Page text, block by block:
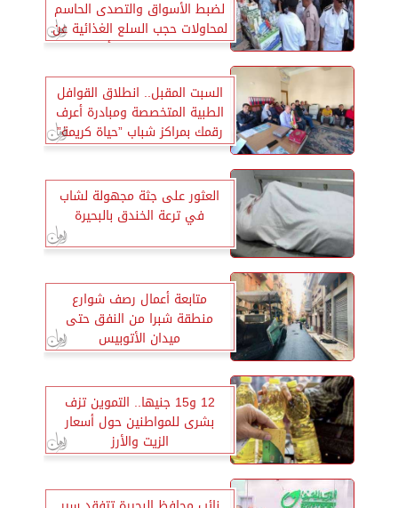
لضبط الأسواق والتصدى الحاسم
لمحاولات حجب السلع الغذائية عن
التداول بقصد رفع أسعارها
السبت المقبل.. انطلاق القوافل
الطبية المتخصصة ومبادرة أعرف
رقمك بمراكز شباب ”حياة كريمة”
بالبحيرة
العثور على جثة مجهولة لشاب
في ترعة الخندق بالبحيرة
متابعة أعمال رصف شوارع
منطقة شبرا من النفق حتى
ميدان الأتوبيس
12 و15 جنيها.. التموين تزف
بشرى للمواطنين حول أسعار
الزيت والأرز